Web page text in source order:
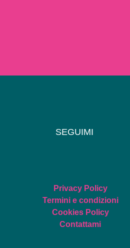
SEGUIMI
Privacy Policy
Termini e condizioni
Cookies Policy
Contattami